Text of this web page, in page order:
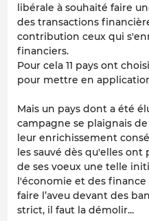
libérale à souhaité faire
des transactions
contribution ceux qui
financiers.
Pour cela 11 pays ont
pour mettre en
Mais un pays dont a été
campagne se plaignais
leur enrichissement
les sauvé dès qu'elles
de ses voeux une telle
l'économie et des
faire l’aveu devant des
strict, il faut la démolir...